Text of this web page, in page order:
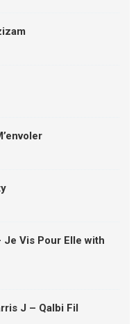
Vis Pour Elle with
J – Qalbi Fil